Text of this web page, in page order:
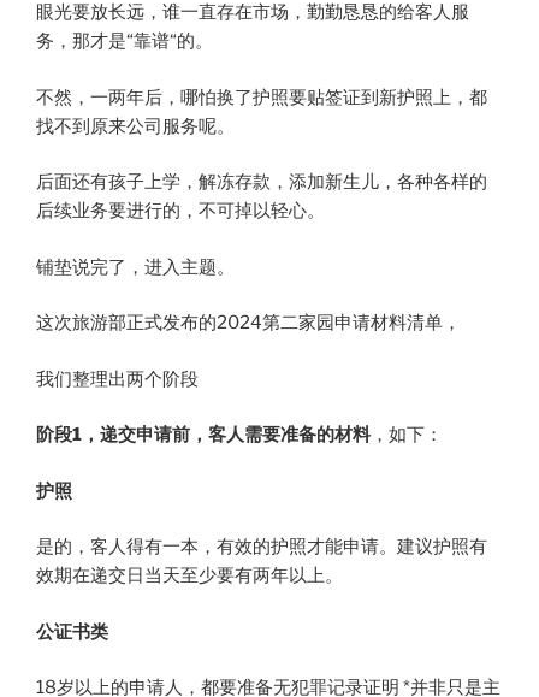
眼光要放长远，谁一直存在市场，勤勤恳恳的给客人服
务，那才是“靠谱“的。
不然，一两年后，哪怕换了护照要贴签证到新护照上，都
找不到原来公司服务呢。
后面还有孩子上学，解冻存款，添加新生儿，各种各样的
后续业务要进行的，不可掉以轻心。
铺垫说完了，进入主题。
这次旅游部正式发布的2024第二家园申请材料清单，
我们整理出两个阶段
阶段1，递交申请前，客人需要准备的材料 ，如下：
护照
是的，客人得有一本，有效的护照才能申请。建议护照有
效期在递交日当天至少要有两年以上。
公证书类
18岁以上的申请人，都要准备无犯罪记录证明 *并非只是主